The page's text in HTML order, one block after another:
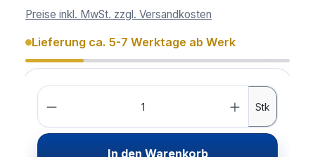
Preise inkl. MwSt. zzgl. Versandkosten
Lieferung ca. 5-7 Werktage ab Werk
Anzahl
Stk
In den Warenkorb